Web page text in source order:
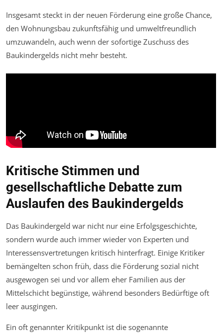
Insgesamt steckt in der neuen Förderung eine große Chance,
den Wohnungsbau zukunftsfähig und umweltfreundlich
umzuwandeln, auch wenn der sofortige Zuschuss des
Baukindergelds nicht mehr besteht.
Kritische Stimmen und
gesellschaftliche Debatte zum
Auslaufen des Baukindergelds
Das Baukindergeld war nicht nur eine Erfolgsgeschichte,
sondern wurde auch immer wieder von Experten und
Interessensvertretungen kritisch hinterfragt. Einige Kritiker
bemängelten schon früh, dass die Förderung sozial nicht
ausgewogen sei und vor allem eher Familien aus der
Mittelschicht begünstige, während besonders Bedürftige oft
leer ausgingen.
Ein oft genannter Kritikpunkt ist die sogenannte